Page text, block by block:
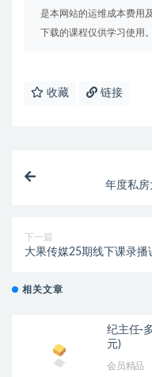
是本网站的运维成本费用
下载的课程仅供学习使用。
收藏 链接
年度私房
下一篇
大果传媒25期线下课录播
相关文章
纪主任-
元)
会员精品